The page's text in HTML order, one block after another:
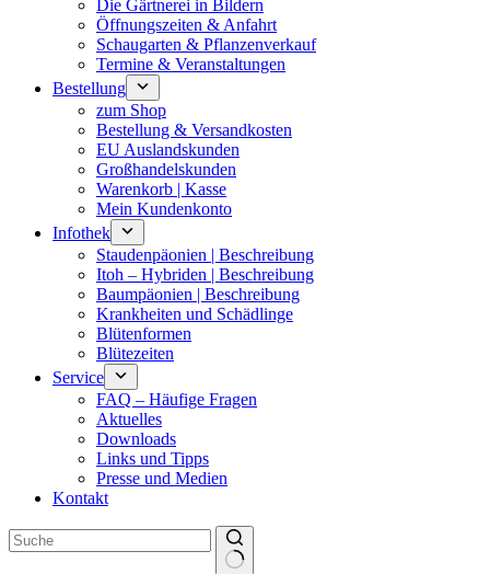
Die Gärtnerei in Bildern
Öffnungszeiten & Anfahrt
Schaugarten & Pflanzenverkauf
Termine & Veranstaltungen
Bestellung
zum Shop
Bestellung & Versandkosten
EU Auslandskunden
Großhandelskunden
Warenkorb | Kasse
Mein Kundenkonto
Infothek
Staudenpäonien | Beschreibung
Itoh – Hybriden | Beschreibung
Baumpäonien | Beschreibung
Krankheiten und Schädlinge
Blütenformen
Blütezeiten
Service
FAQ – Häufige Fragen
Aktuelles
Downloads
Links und Tipps
Presse und Medien
Kontakt